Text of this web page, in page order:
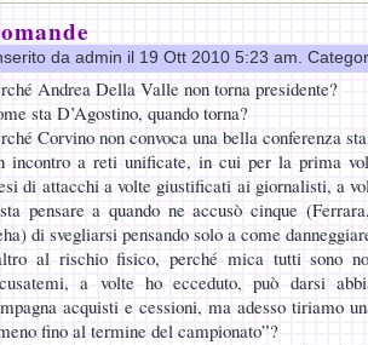
da admin il 19 Ott 2010 5:23 am.
Andrea Della Valle non torna presidente?
sta D’Agostino, quando torna?
Corvino non convoca una bella conferenza
incontro a reti unificate, in cui per la prima
di attacchi a volte giustificati ai giornalisti, a
pensare a quando ne accusò cinque
di svegliarsi pensando solo a come
al rischio fisico, perché mica tutti sono
a volte ho ecceduto, può darsi
acquisti e cessioni, ma adesso tiriamo
fino al termine del campionato”?